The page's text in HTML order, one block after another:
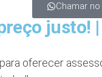
Chamar
justo!
oferecer